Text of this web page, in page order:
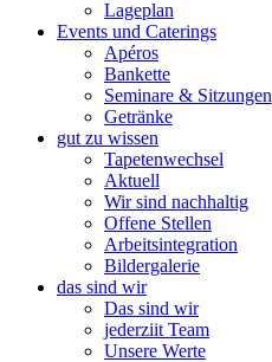
Lageplan
Events und Caterings
Apéros
Bankette
Seminare & Sitzungen
Getränke
gut zu wissen
Tapetenwechsel
Aktuell
Wir sind nachhaltig
Offene Stellen
Arbeitsintegration
Bildergalerie
das sind wir
Das sind wir
jederziit Team
Unsere Werte